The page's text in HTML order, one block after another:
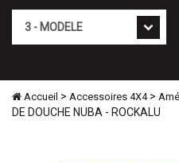
Accueil > Accessoires 4X4>
DE DOUCHE NUBA - ROCKALU